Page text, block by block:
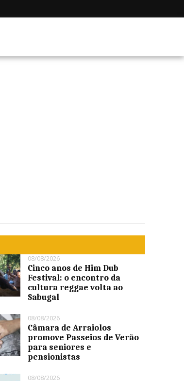
08/08/2026
Cinco anos de Him Dub
Festival: o encontro da
cultura reggae volta ao
Sabugal
08/08/2026
Câmara de Arraiolos
promove Passeios de Verão
para seniores e
pensionistas
08/08/2026